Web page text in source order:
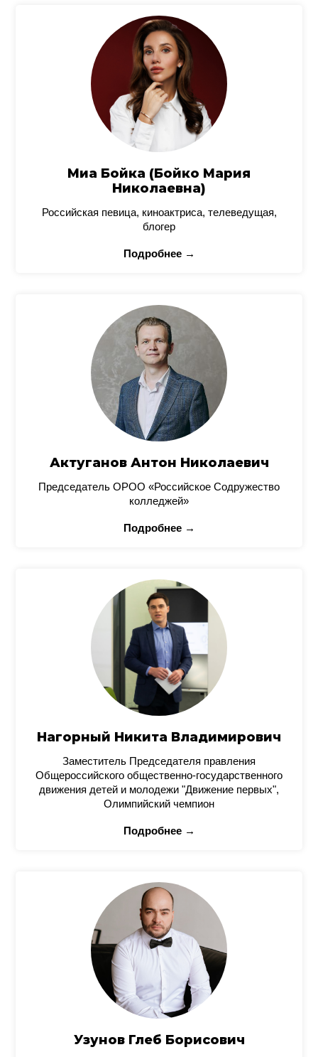
Миа Бойка (Бойко Мария
Николаевна)
Российская певица, киноактриса, телеведущая,
блогер
Подробнее →
Актуганов Антон Николаевич
Председатель ОРОО «Российское Содружество
колледжей»
Подробнее →
Нагорный Никита Владимирович
Заместитель Председателя правления
Общероссийского общественно-государственного
движения детей и молодежи "Движение первых",
Олимпийский чемпион
Подробнее →
Узунов Глеб Борисович